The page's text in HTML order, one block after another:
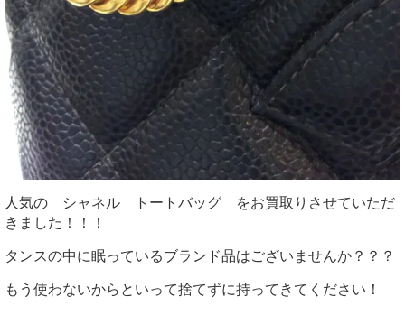
人気の シャネル トートバッグ をお買取りさせていただ
きました！！！
タンスの中に眠っているブランド品はございませんか？？？
もう使わないからといって捨てずに持ってきてください！